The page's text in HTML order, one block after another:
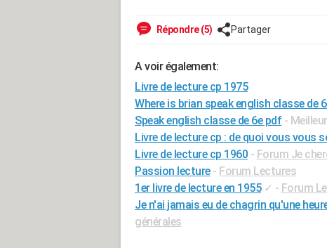
Répondre (5) Partager
A voir également:
Livre de lecture cp 1975
Where is brian speak english classe de
Speak english classe de 6e pdf -
Livre de lecture cp : de quoi vous vous
Livre de lecture cp 1960 - Forum Je
Passion lecture - Forum Lectures
1er livre de lecture en 1955 ✓ - Forum
Je n'ai jamais eu de chagrin qu'une
générales